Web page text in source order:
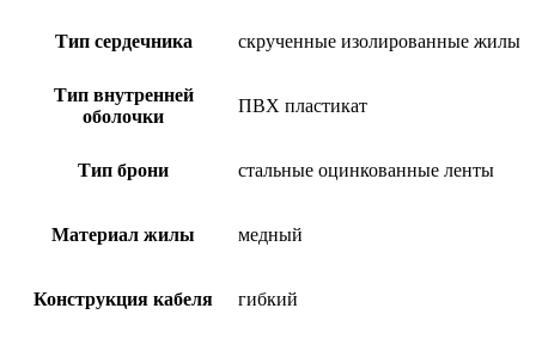
Тип сердечника скрученные изолированные жилы
Тип внутренней
оболочки
ПВХ пластикат
Тип брони стальные оцинкованные ленты
Материал жилы медный
Конструкция кабеля гибкий